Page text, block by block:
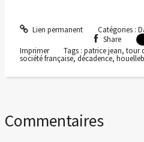
Lien permanent Catégories :
Share
Imprimer
Tags :patrice jean,tour
société française, décadence,
Commentaires